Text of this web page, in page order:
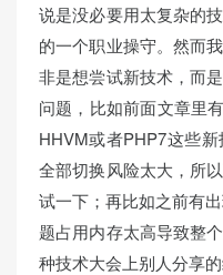
说是没必要用太复杂的
的一个职业操守。然而
非是想尝试新技术，而
问题，比如前面文章里
HHVM或者PHP7这些
全部切换风险太大，所
试一下；再比如之前有
题占用内存太高导致整
种技术大会上别人分享